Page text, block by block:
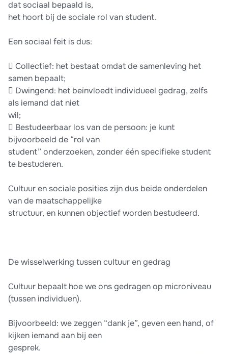
dat sociaal bepaald is,
het hoort bij de sociale rol van student.
Een sociaal feit is dus:
 Collectief: het bestaat omdat de samenleving het
samen bepaalt;
 Dwingend: het beïnvloedt individueel gedrag, zelfs
als iemand dat niet
wil;
 Bestudeerbaar los van de persoon: je kunt
bijvoorbeeld de “rol van
student” onderzoeken, zonder één specifieke student
te bestuderen.
Cultuur en sociale posities zijn dus beide onderdelen
van de maatschappelijke
structuur, en kunnen objectief worden bestudeerd.
De wisselwerking tussen cultuur en gedrag
Cultuur bepaalt hoe we ons gedragen op microniveau
(tussen individuen).
Bijvoorbeeld: we zeggen “dank je”, geven een hand, of
kijken iemand aan bij een
gesprek.